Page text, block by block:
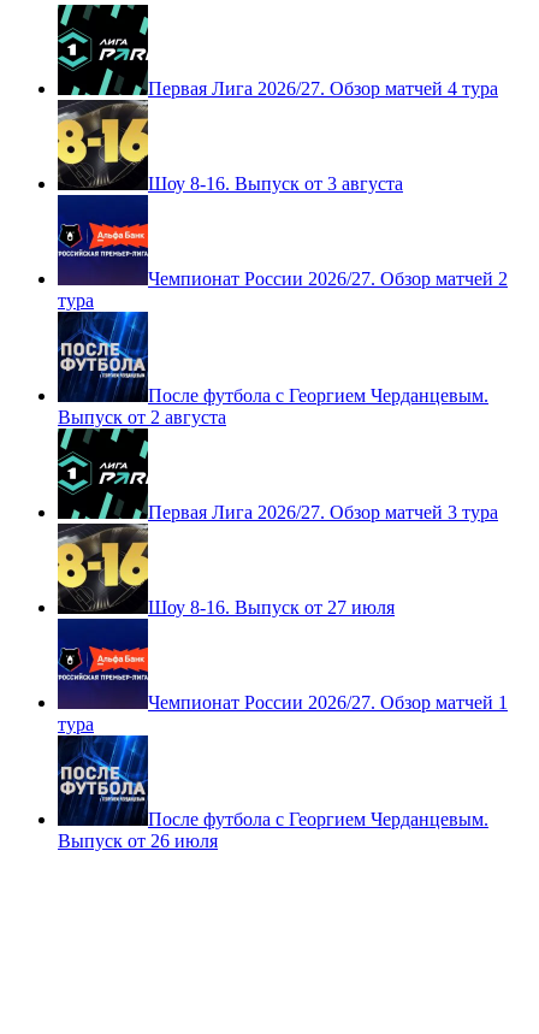
Первая Лига 2026/27. Обзор матчей 4 тура
Шоу 8-16. Выпуск от 3 августа
Чемпионат России 2026/27. Обзор матчей 2
тура
После футбола с Георгием Черданцевым.
Выпуск от 2 августа
Первая Лига 2026/27. Обзор матчей 3 тура
Шоу 8-16. Выпуск от 27 июля
Чемпионат России 2026/27. Обзор матчей 1
тура
После футбола с Георгием Черданцевым.
Выпуск от 26 июля